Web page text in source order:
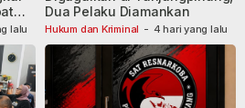
lalu Hukum dan Kriminal - 4 hari yang lalu
Dua Pelaku Diamankan